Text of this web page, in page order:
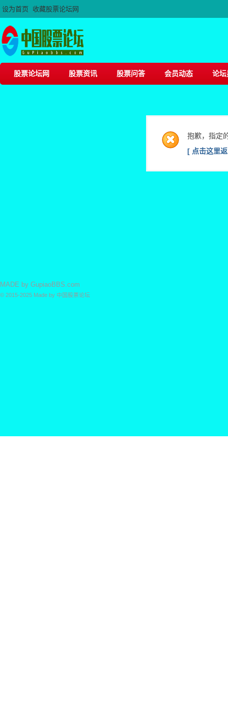
设为首页 收藏股票论坛网
股票论坛网 股票资讯 股票问答 会员动态 论坛
抱歉，指定
[ 点击这里
MADE by GupiaoBBS.com
© 2015-2025 Made by 中国股票论坛